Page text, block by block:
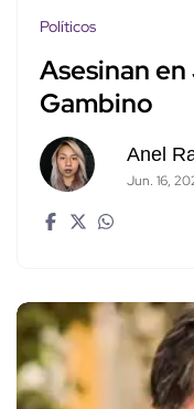
Políticos
Asesinan
Gambino
Anel
Jun. 16,